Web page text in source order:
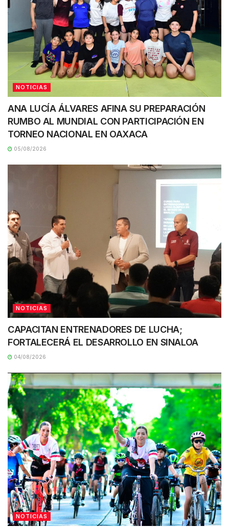
NOTICIAS
ANA LUCÍA ÁLVARES AFINA SU PREPARACIÓN
RUMBO AL MUNDIAL CON PARTICIPACIÓN EN
TORNEO NACIONAL EN OAXACA
05/08/2026
NOTICIAS
CAPACITAN ENTRENADORES DE LUCHA;
FORTALECERÁ EL DESARROLLO EN SINALOA
04/08/2026
NOTICIAS